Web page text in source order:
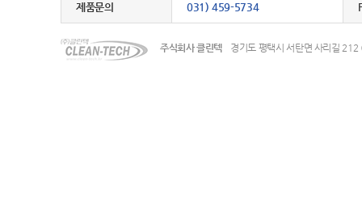
제품문의 031) 459-5734
주식회사 클린텍 경기도 평택시 서탄면 사리길